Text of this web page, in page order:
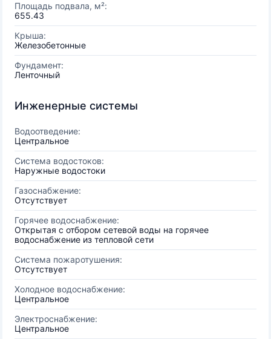
Площадь подвала, м²:
655.43
Крыша:
Железобетонные
Фундамент:
Ленточный
Инженерные системы
Водоотведение:
Центральное
Система водостоков:
Наружные водостоки
Газоснабжение:
Отсутствует
Горячее водоснабжение:
Открытая с отбором сетевой воды на горячее
водоснабжение из тепловой сети
Система пожаротушения:
Отсутствует
Холодное водоснабжение:
Центральное
Электроснабжение:
Центральное